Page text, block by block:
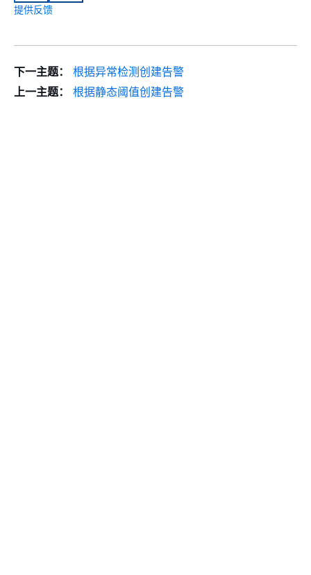
提供反馈
下一主题：
根据异常检测创建告警
上一主题：
根据静态阈值创建告警